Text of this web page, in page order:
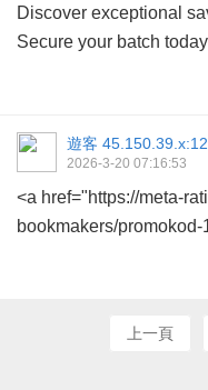
Discover exceptional
Secure your batch
遊客
2026-3-20 07:16:53
<a href="https://meta-
bookmakers/
上一頁